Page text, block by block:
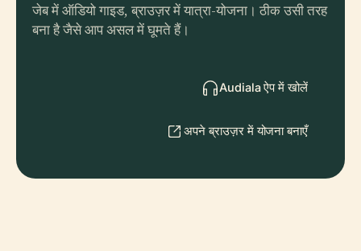
जेब में ऑडियो गाइड, ब्राउज़र में यात्रा-योजना। ठीक उसी तरह
बना है जैसे आप असल में घूमते हैं।
Audiala ऐप में खोलें
अपने ब्राउज़र में योजना बनाएँ